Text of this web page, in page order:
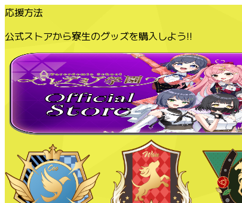
応援方法
公式ストアから寮生のグッズを購入しよう!!